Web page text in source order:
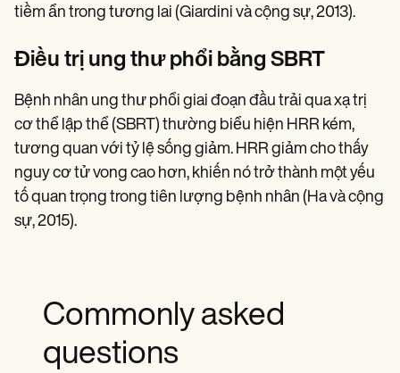
tiềm ẩn trong tương lai (Giardini và cộng sự, 2013).
Điều trị ung thư phổi bằng SBRT
Bệnh nhân ung thư phổi giai đoạn đầu trải qua xạ trị
cơ thể lập thể (SBRT) thường biểu hiện HRR kém,
tương quan với tỷ lệ sống giảm. HRR giảm cho thấy
nguy cơ tử vong cao hơn, khiến nó trở thành một yếu
tố quan trọng trong tiên lượng bệnh nhân (Ha và cộng
sự, 2015).
Commonly asked
questions